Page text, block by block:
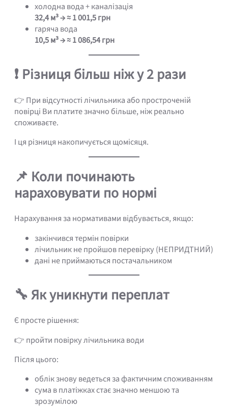
холодна вода + каналізація
32,4 м³ → ≈ 1 001,5 грн
гаряча вода
10,5 м³ → ≈ 1 086,54 грн
❗ Різниця більш ніж у 2 рази
👉 При відсутності лічильника або простроченій
повірці Ви платите значно більше, ніж реально
споживаєте.
І ця різниця накопичується щомісяця.
📌 Коли починають
нараховувати по нормі
Нарахування за нормативами відбувається, якщо:
закінчився термін повірки
лічильник не пройшов перевірку (НЕПРИДТНИЙ)
дані не приймаються постачальником
🔧 Як уникнути переплат
Є просте рішення:
👉 пройти повірку лічильника води
Після цього:
облік знову ведеться за фактичним споживанням
сума в платіжках стає значно меншою та
зрозумілою